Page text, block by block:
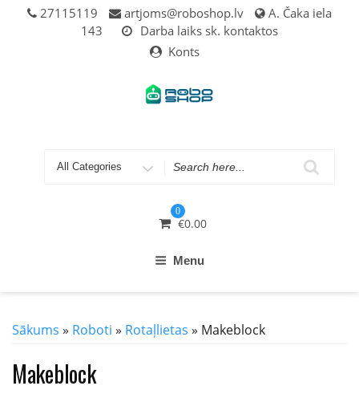
27115119 artjoms@roboshop.lv
A. Čaka iela
143
Darba laiks sk. kontaktos
Konts
Search
0
€0.00
Menu
Sākums » Roboti » Rotaļlietas » Makeblock
Makeblock